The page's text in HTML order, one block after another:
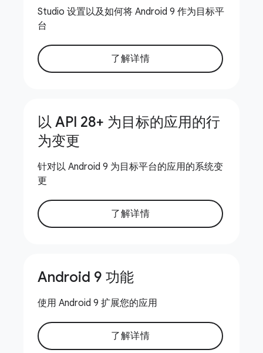
Studio 设置以及如何将 Android 9 作为目标平
台
了解详情
以 API 28+ 为目标的应用的行
为变更
针对以 Android 9 为目标平台的应用的系统变
更
了解详情
Android 9 功能
使用 Android 9 扩展您的应用
了解详情